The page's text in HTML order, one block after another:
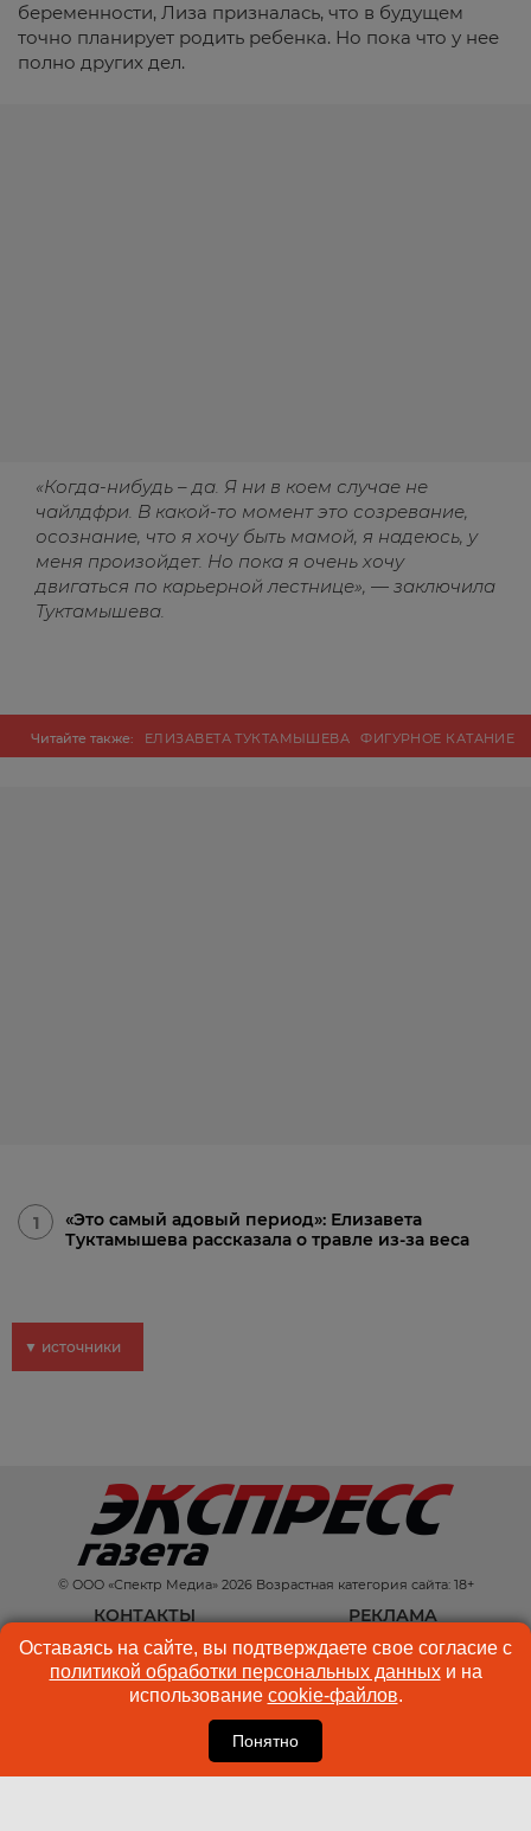
беременности, Лиза призналась, что в будущем
точно планирует родить ребенка. Но пока что у нее
полно других дел.
«Когда-нибудь – да. Я ни в коем случае не
чайлдфри. В какой-то момент это созревание,
осознание, что я хочу быть мамой, я надеюсь, у
меня произойдет. Но пока я очень хочу
двигаться по карьерной лестнице», — заключила
Туктамышева.
Читайте также: ЕЛИЗАВЕТА ТУКТАМЫШЕВА ФИГУРНОЕ КАТАНИЕ
1
«Это самый адовый период»: Елизавета
Туктамышева рассказала о травле из-за веса
▼ источники
© ООО «Спектр Медиа» 2026 Возрастная категория сайта: 18+
КОНТАКТЫ
РЕКЛАМА
КУКИ-ФАЙЛЫ
ПОЛЬЗОВАТЕЛЬСКОЕ
СОГЛАШЕНИЕ
Оставаясь на сайте, вы подтверждаете свое согласие с
политикой обработки персональных данныхи на
использование cookie-файлов.
Понятно